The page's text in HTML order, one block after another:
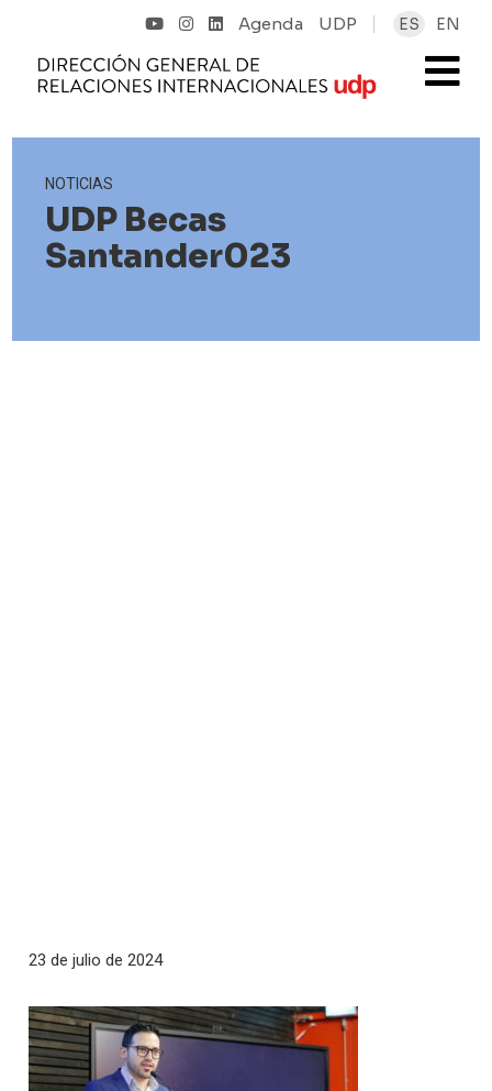
Agenda UDP ES EN
NOTICIAS
UDP Becas
Santander023
23 de julio de 2024